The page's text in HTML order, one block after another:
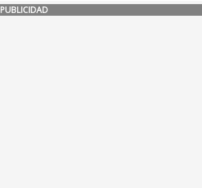
PUBLICIDAD